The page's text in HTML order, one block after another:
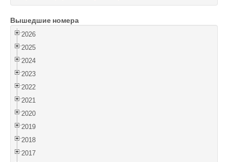
Поиск
Войти
Вышедшие номера
2026
2025
2024
2023
2022
2021
2020
2019
2018
2017